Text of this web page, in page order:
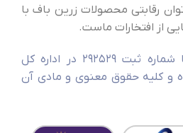
رقابتی محصولات زرین باف با
از افتخارات ماست.
توجه: برند زرین باف با شماره ثبت 292529 در اداره کل
و کلیه حقوق معنوی و مادی آن